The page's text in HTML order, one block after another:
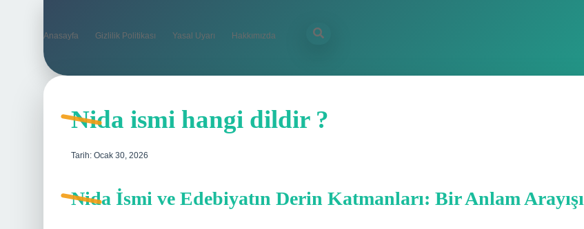
Anasayfa Gizlilik Politikası Yasal Uyarı Hakkımızda
Nida ismi hangi dildir ?
Tarih: Ocak 30, 2026
Nida İsmi ve Edebiyatın Derin Katmanları: Bir Anlam Arayışı